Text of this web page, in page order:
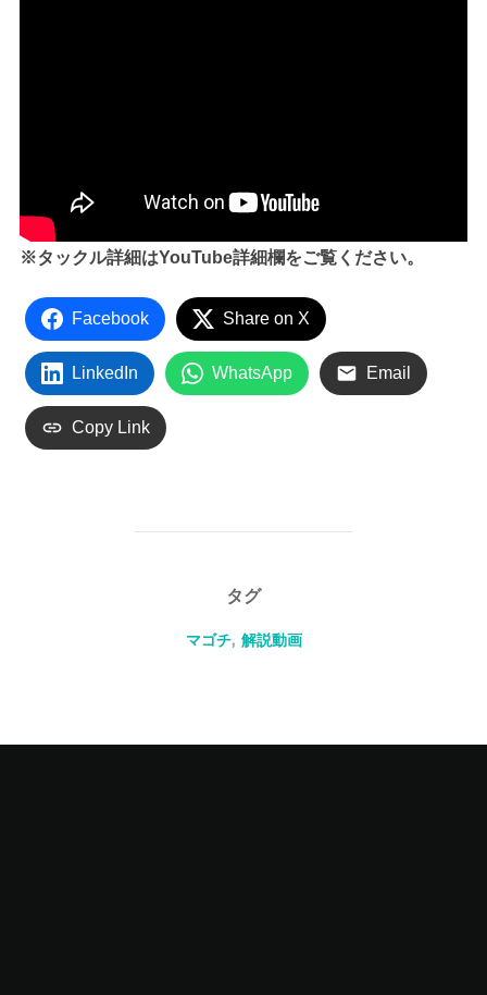
※タックル詳細はYouTube詳細欄をご覧ください。
Facebook Share on X
LinkedIn WhatsApp Email
Copy Link
タグ
マゴチ, 解説動画